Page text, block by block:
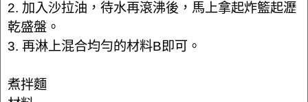
2. 加入沙拉油，待水再滾沸後，馬上拿起炸籃起瀝
乾盛盤。
3. 再淋上混合均勻的材料B即可。
煮拌麵